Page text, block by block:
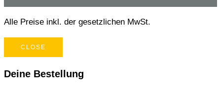
Alle Preise inkl. der gesetzlichen MwSt.
CLOSE
Deine Bestellung